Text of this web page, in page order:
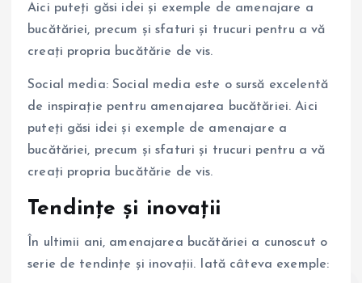
Aici puteți găsi idei și exemple de amenajare a
bucătăriei, precum și sfaturi și trucuri pentru a vă
creați propria bucătărie de vis.
Social media: Social media este o sursă excelentă
de inspirație pentru amenajarea bucătăriei. Aici
puteți găsi idei și exemple de amenajare a
bucătăriei, precum și sfaturi și trucuri pentru a vă
creați propria bucătărie de vis.
Tendințe și inovații
În ultimii ani, amenajarea bucătăriei a cunoscut o
serie de tendințe și inovații. Iată câteva exemple: